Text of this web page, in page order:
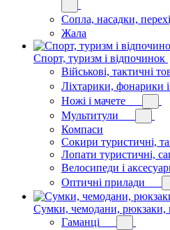
Сопла, насадки,
Жала
Спорт, туризм і відпочинок
Військові, тактичні
Ліхтарики, фонарики
Ножі і мачете
Мультитули
Компаси
Сокири туристичні,
Лопати туристичні,
Велосипеди і
Оптичні прилади
Сумки, чемодани, рюкзаки,
Гаманці